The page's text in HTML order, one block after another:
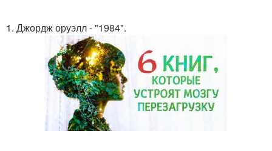
1. Джордж оруэлл - "1984".